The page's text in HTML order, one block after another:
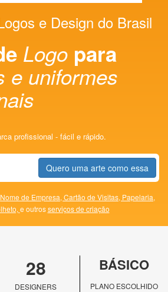
e Design do Brasil
Logo para
e uniformes
profissional - fácil e rápido.
Quero uma arte como essa
Nome de Empresa, Cartão de Visitas, Papelaria,
e outrosserviços de criação
28
DESIGNERS
BÁSICO
PLANO ESCOLHIDO